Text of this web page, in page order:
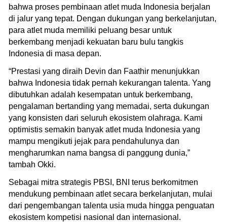
bahwa proses pembinaan atlet muda Indonesia berjalan
di jalur yang tepat. Dengan dukungan yang berkelanjutan,
para atlet muda memiliki peluang besar untuk
berkembang menjadi kekuatan baru bulu tangkis
Indonesia di masa depan.
“Prestasi yang diraih Devin dan Faathir menunjukkan
bahwa Indonesia tidak pernah kekurangan talenta. Yang
dibutuhkan adalah kesempatan untuk berkembang,
pengalaman bertanding yang memadai, serta dukungan
yang konsisten dari seluruh ekosistem olahraga. Kami
optimistis semakin banyak atlet muda Indonesia yang
mampu mengikuti jejak para pendahulunya dan
mengharumkan nama bangsa di panggung dunia,”
tambah Okki.
Sebagai mitra strategis PBSI, BNI terus berkomitmen
mendukung pembinaan atlet secara berkelanjutan, mulai
dari pengembangan talenta usia muda hingga penguatan
ekosistem kompetisi nasional dan internasional.